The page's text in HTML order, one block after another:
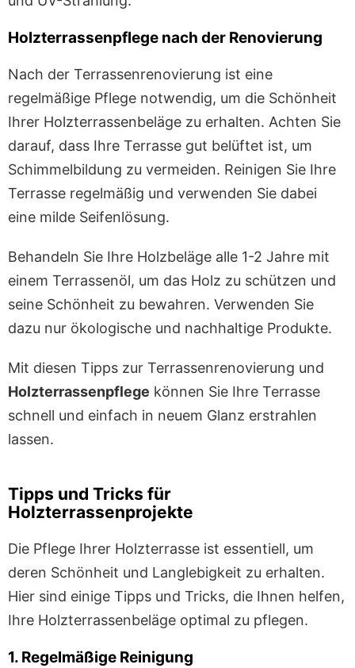
Holzterrassenpflege nach der Renovierung
Nach der Terrassenrenovierung ist eine
regelmäßige Pflege notwendig, um die Schönheit
Ihrer Holzterrassenbeläge zu erhalten. Achten Sie
darauf, dass Ihre Terrasse gut belüftet ist, um
Schimmelbildung zu vermeiden. Reinigen Sie Ihre
Terrasse regelmäßig und verwenden Sie dabei
eine milde Seifenlösung.
Behandeln Sie Ihre Holzbeläge alle 1-2 Jahre mit
einem Terrassenöl, um das Holz zu schützen und
seine Schönheit zu bewahren. Verwenden Sie
dazu nur ökologische und nachhaltige Produkte.
Mit diesen Tipps zur Terrassenrenovierung und
Holzterrassenpflege können Sie Ihre Terrasse
schnell und einfach in neuem Glanz erstrahlen
lassen.
Tipps und Tricks für
Holzterrassenprojekte
Die Pflege Ihrer Holzterrasse ist essentiell, um
deren Schönheit und Langlebigkeit zu erhalten.
Hier sind einige Tipps und Tricks, die Ihnen helfen,
Ihre Holzterrassenbeläge optimal zu pflegen.
1. Regelmäßige Reinigung